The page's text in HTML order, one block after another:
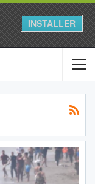
INSTALLER